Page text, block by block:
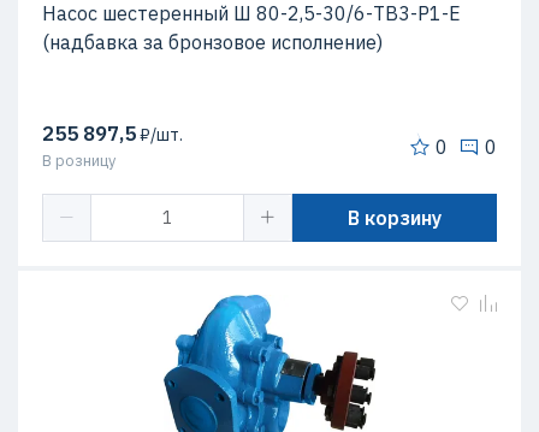
Насос шестеренный Ш 80-2,5-30/6-ТВ3-Р1-Е
(надбавка за бронзовое исполнение)
255 897,5₽/шт.
В розницу
0 0
В корзину